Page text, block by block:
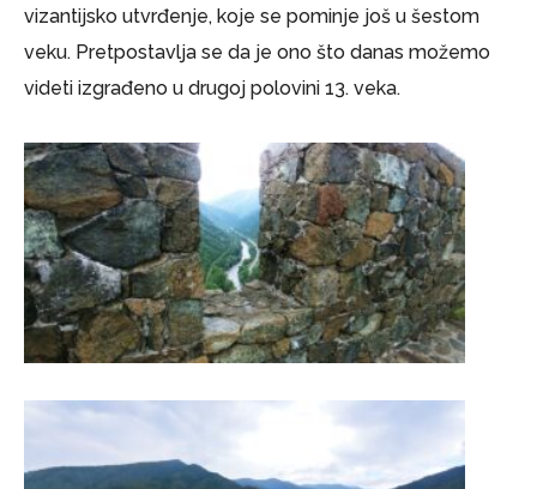
vizantijsko utvrđenje, koje se pominje još u šestom
veku. Pretpostavlja se da je ono što danas možemo
videti izgrađeno u drugoj polovini 13. veka.